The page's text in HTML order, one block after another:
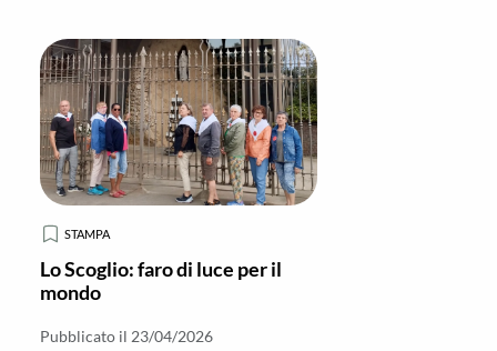
STAMPA
Lo Scoglio: faro di luce per il
mondo
Pubblicato il 23/04/2026